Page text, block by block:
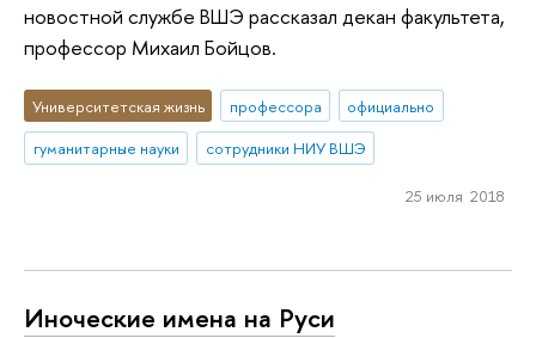
новостной службе ВШЭ рассказал декан факультета,
профессор Михаил Бойцов.
Университетская жизнь профессора
официально
гуманитарные науки
сотрудники НИУ ВШЭ
25 июля 2018
Иноческие имена на Руси